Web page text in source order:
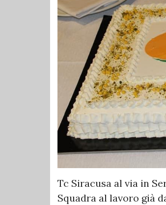
Tc Siracusa al via in
Squadra al lavoro già